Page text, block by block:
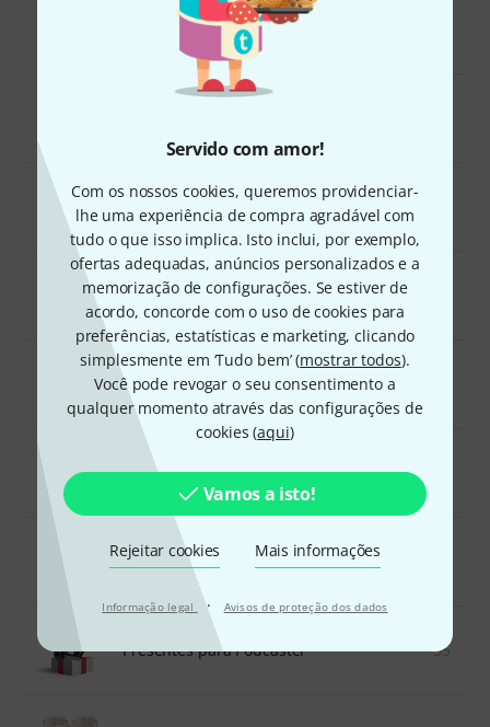
Servido com amor!
Com os nossos cookies, queremos providenciar-
lhe uma experiência de compra agradável com
tudo o que isso implica. Isto inclui, por exemplo,
ofertas adequadas, anúncios personalizados e a
memorização de configurações. Se estiver de
acordo, concorde com o uso de cookies para
preferências, estatísticas e marketing, clicando
simplesmente em ‘Tudo bem’ (mostrar todos).
Você pode revogar o seu consentimento a
qualquer momento através das configurações de
cookies (aqui)
Vamos a isto!
Rejeitar cookies Mais informações
Informação legal · Avisos de proteção dos dados
Presentes para vocalistas
Bateria e Percussão
Sopros
Beatmaking
Presentes para todos os músicos
Ukulele
Presentes para Podcaster 35